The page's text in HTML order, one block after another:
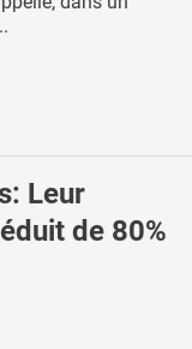
Leur
de 80%